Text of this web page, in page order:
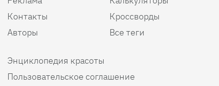
Контакты
Авторы
Кроссворды
Все теги
Энциклопедия красоты
Пользовательское соглашение